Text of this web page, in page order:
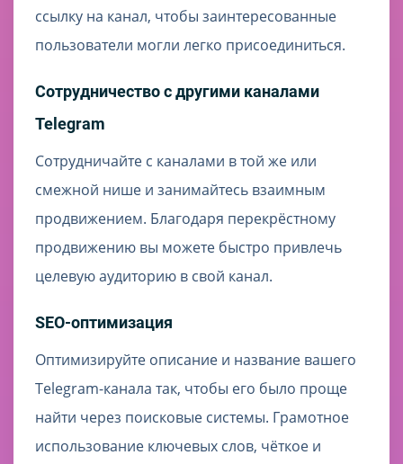
ссылку на канал, чтобы заинтересованные
пользователи могли легко присоединиться.
Сотрудничество с другими каналами
Telegram
Сотрудничайте с каналами в той же или
смежной нише и занимайтесь взаимным
продвижением. Благодаря перекрёстному
продвижению вы можете быстро привлечь
целевую аудиторию в свой канал.
SEO-оптимизация
Оптимизируйте описание и название вашего
Telegram-канала так, чтобы его было проще
найти через поисковые системы. Грамотное
использование ключевых слов, чёткое и